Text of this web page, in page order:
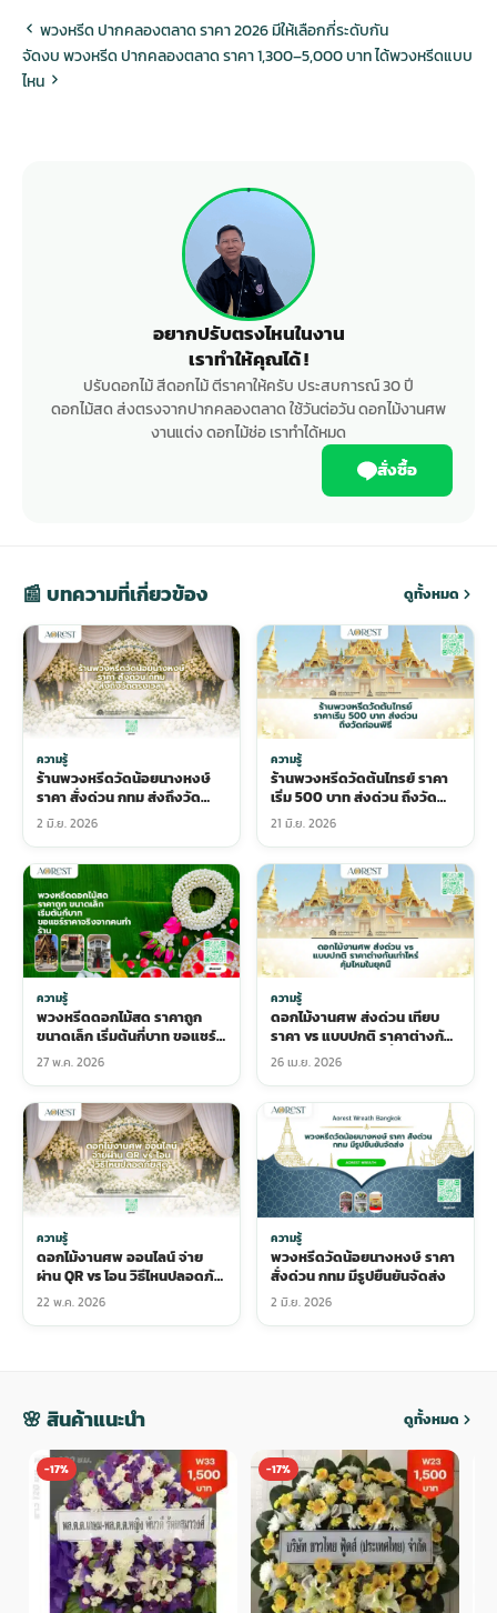
พวงหรีด ปากคลองตลาด ราคา 2026 มีให้เลือกกี่ระดับกัน
จัดงบ พวงหรีด ปากคลองตลาด ราคา 1,300–5,000 บาท ได้พวงหรีดแบบ
ไหน
อยากปรับตรงไหนในงาน
เราทำให้คุณได้ !
ปรับดอกไม้ สีดอกไม้ ตีราคาให้ครับ ประสบการณ์ 30 ปี
ดอกไม้สด ส่งตรงจากปากคลองตลาด ใช้วันต่อวัน ดอกไม้งานศพ
งานแต่ง ดอกไม้ช่อ เราทำได้หมด
สั่งซื้อ
📰 บทความที่เกี่ยวข้อง ดูทั้งหมด
ความรู้
ร้านพวงหรีดวัดน้อยนางหงษ์
ราคา สั่งด่วน กทม ส่งถึงวัด
ตรงเวลา
2 มิ.ย. 2026
ความรู้
ร้านพวงหรีดวัดต้นไทรย์ ราคา
เริ่ม 500 บาท ส่งด่วน ถึงวัด
ก่อนพิธี
21 มิ.ย. 2026
ความรู้
พวงหรีดดอกไม้สด ราคาถูก
ขนาดเล็ก เริ่มต้นกี่บาท ขอแชร์
ราคาจริงจากคนทำร้าน
27 พ.ค. 2026
ความรู้
ดอกไม้งานศพ ส่งด่วน เทียบ
ราคา vs แบบปกติ ราคาต่างกัน
เท่าไหร่ คุ้มไหมในยุคนี้
26 เม.ย. 2026
ความรู้
ดอกไม้งานศพ ออนไลน์ จ่าย
ผ่าน QR vs โอน วิธีไหนปลอดภัย
สุด
22 พ.ค. 2026
ความรู้
พวงหรีดวัดน้อยนางหงษ์ ราคา
สั่งด่วน กทม มีรูปยืนยันจัดส่ง
2 มิ.ย. 2026
🌸 สินค้าแนะนำ ดูทั้งหมด
-17% -17%